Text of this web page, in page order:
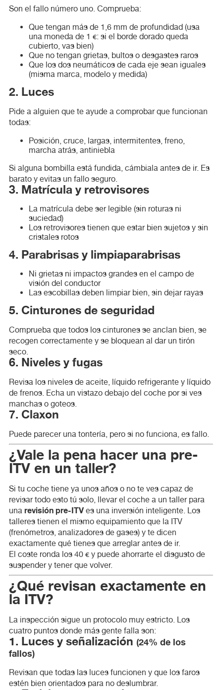
Son el fallo número uno. Comprueba:
Que tengan más de 1,6 mm de profundidad (usa
una moneda de 1 €: si el borde dorado queda
cubierto, vas bien)
Que no tengan grietas, bultos o desgastes raros
Que los dos neumáticos de cada eje sean iguales
(misma marca, modelo y medida)
2. Luces
Pide a alguien que te ayude a comprobar que funcionan
todas:
Posición, cruce, largas, intermitentes, freno,
marcha atrás, antiniebla
Si alguna bombilla está fundida, cámbiala antes de ir. Es
barato y evitas un fallo seguro.
3. Matrícula y retrovisores
La matrícula debe ser legible (sin roturas ni
suciedad)
Los retrovisores tienen que estar bien sujetos y sin
cristales rotos
4. Parabrisas y limpiaparabrisas
Ni grietas ni impactos grandes en el campo de
visión del conductor
Las escobillas deben limpiar bien, sin dejar rayas
5. Cinturones de seguridad
Comprueba que todos los cinturones se anclan bien, se
recogen correctamente y se bloquean al dar un tirón
seco.
6. Niveles y fugas
Revisa los niveles de aceite, líquido refrigerante y líquido
de frenos. Echa un vistazo debajo del coche por si ves
manchas o goteos.
7. Claxon
Puede parecer una tontería, pero si no funciona, es fallo.
¿Vale la pena hacer una pre-
ITV en un taller?
Si tu coche tiene ya unos años o no te ves capaz de
revisar todo esto tú solo, llevar el coche a un taller para
una revisión pre-ITVes una inversión inteligente. Los
talleres tienen el mismo equipamiento que la ITV
(frenómetros, analizadores de gases) y te dicen
exactamente qué tienes que arreglar antes de ir.
El coste ronda los 40 € y puede ahorrarte el disgusto de
suspender y tener que volver.
¿Qué revisan exactamente en
la ITV?
La inspección sigue un protocolo muy estricto. Los
cuatro puntos donde más gente falla son:
1. Luces y señalización (24% de los
fallos)
Revisan que todas las luces funcionen y que los faros
estén bien orientados para no deslumbrar.